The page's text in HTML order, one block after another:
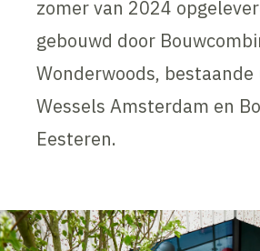
zomer van 2024
gebouwd door
Wonderwoods,
Wessels Amsterdam en
Eesteren.